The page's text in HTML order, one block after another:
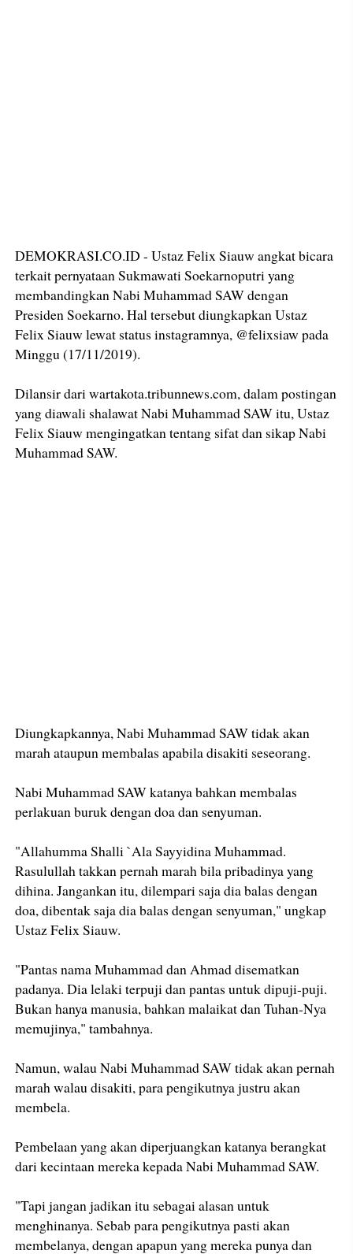
DEMOKRASI.CO.ID - Ustaz Felix Siauw angkat bicara
terkait pernyataan Sukmawati Soekarnoputri yang
membandingkan Nabi Muhammad SAW dengan
Presiden Soekarno. Hal tersebut diungkapkan Ustaz
Felix Siauw lewat status instagramnya, @felixsiaw pada
Minggu (17/11/2019).
Dilansir dari wartakota.tribunnews.com, dalam postingan
yang diawali shalawat Nabi Muhammad SAW itu, Ustaz
Felix Siauw mengingatkan tentang sifat dan sikap Nabi
Muhammad SAW.
Diungkapkannya, Nabi Muhammad SAW tidak akan
marah ataupun membalas apabila disakiti seseorang.
Nabi Muhammad SAW katanya bahkan membalas
perlakuan buruk dengan doa dan senyuman.
"Allahumma Shalli `Ala Sayyidina Muhammad.
Rasulullah takkan pernah marah bila pribadinya yang
dihina. Jangankan itu, dilempari saja dia balas dengan
doa, dibentak saja dia balas dengan senyuman," ungkap
Ustaz Felix Siauw.
"Pantas nama Muhammad dan Ahmad disematkan
padanya. Dia lelaki terpuji dan pantas untuk dipuji-puji.
Bukan hanya manusia, bahkan malaikat dan Tuhan-Nya
memujinya," tambahnya.
Namun, walau Nabi Muhammad SAW tidak akan pernah
marah walau disakiti, para pengikutnya justru akan
membela.
Pembelaan yang akan diperjuangkan katanya berangkat
dari kecintaan mereka kepada Nabi Muhammad SAW.
"Tapi jangan jadikan itu sebagai alasan untuk
menghinanya. Sebab para pengikutnya pasti akan
membelanya, dengan apapun yang mereka punya dan